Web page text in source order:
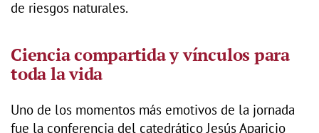
de riesgos naturales.
Ciencia compartida y vínculos para
toda la vida
Uno de los momentos más emotivos de la jornada
fue la conferencia del catedrático Jesús Aparicio